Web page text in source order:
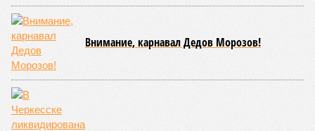
Внимание, карнавал Дедов Морозов!